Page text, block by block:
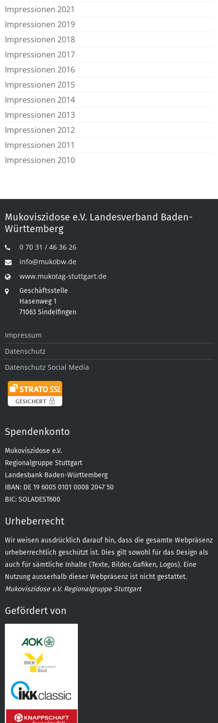
Impressionen 2021
Impressionen 2019
Impressionen 2018
Impressionen 2017
Impressionen 2016
Impressionen 2015
Impressionen 2014
Impressionen 2013
Impressionen 2012
Impressionen 2011
Impressionen 2010
Mukoviszidose e.V. Landesverband Baden-
Württemberg
0 70 31 / 46 36 26
info@mukobw.de
www.mukotag-stuttgart.de
Geschäftsstelle
Hasenweg 1
71063 Sindelfingen
Impressum
Datenschutz
Datenschutz Social Media
Spendenkonto
Mukoviszidose e.V.
Regionalgruppe Stuttgart
Landesbank Baden-Württemberg
IBAN: DE 19 6005 0101 0008 2047 50
BIC: SOLADEST600
Urheberrecht
Wir weisen ausdrücklich darauf hin, dass die gesamte Webpräsenz
urheberrechtlich geschützt ist. Dies gilt sowohl für das Design als
auch für sämtliche Inhalte (Texte, Bilder, Gafiken, Logos). Eine
Nutzung ausserhalb dieser Webpräsenz ist nicht gestattet.
Mukoviszidose e.V. Regionalgruppe Stuttgart
Gefördert von